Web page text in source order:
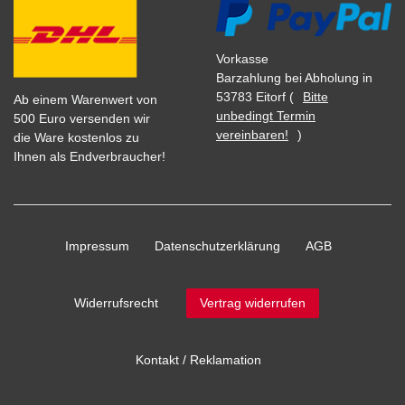
Ab einem Warenwert von
500 Euro versenden wir
die Ware kostenlos zu
Ihnen als Endverbraucher!
Vorkasse
Barzahlung bei Abholung in
53783 Eitorf (
Bitte
unbedingt Termin
vereinbaren!
)
Impressum Daten­schutz­erklärung AGB
Widerrufs­recht Vertrag widerrufen
Kontakt / Reklamation